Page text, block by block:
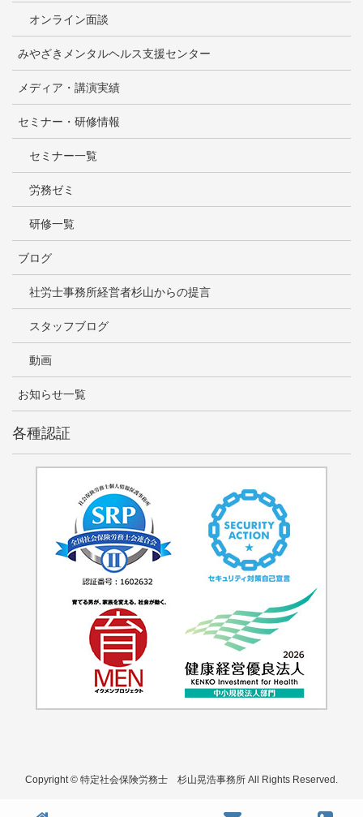
オンライン面談
みやざきメンタルヘルス支援センター
メディア・講演実績
セミナー・研修情報
セミナー一覧
労務ゼミ
研修一覧
ブログ
社労士事務所経営者杉山からの提言
スタッフブログ
動画
お知らせ一覧
各種認証
Copyright © 特定社会保険労務士 杉山晃浩事務所 All Rights Reserved.